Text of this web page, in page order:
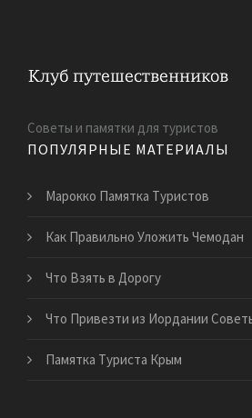
Советы и памятки для туристов
ПОПУЛЯРНЫЕ МАТЕРИАЛЫ
Марокко Памятка Туристов
Как Правильно Уложить Чемодан
Что Взять в Дорогу
Что Привезти из Иордании
Памятка Туриста Крым